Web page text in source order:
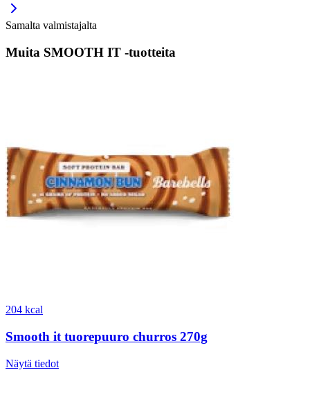
Samalta valmistajalta
Muita SMOOTH IT -tuotteita
204 kcal
Smooth it tuorepuuro churros 270g
Näytä tiedot